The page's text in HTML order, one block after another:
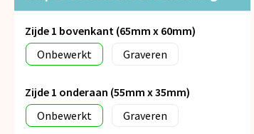
Zijde 1 bovenkant (65mm x 60mm)
Onbewerkt
Graveren
Zijde 1 onderaan (55mm x 35mm)
Onbewerkt
Graveren